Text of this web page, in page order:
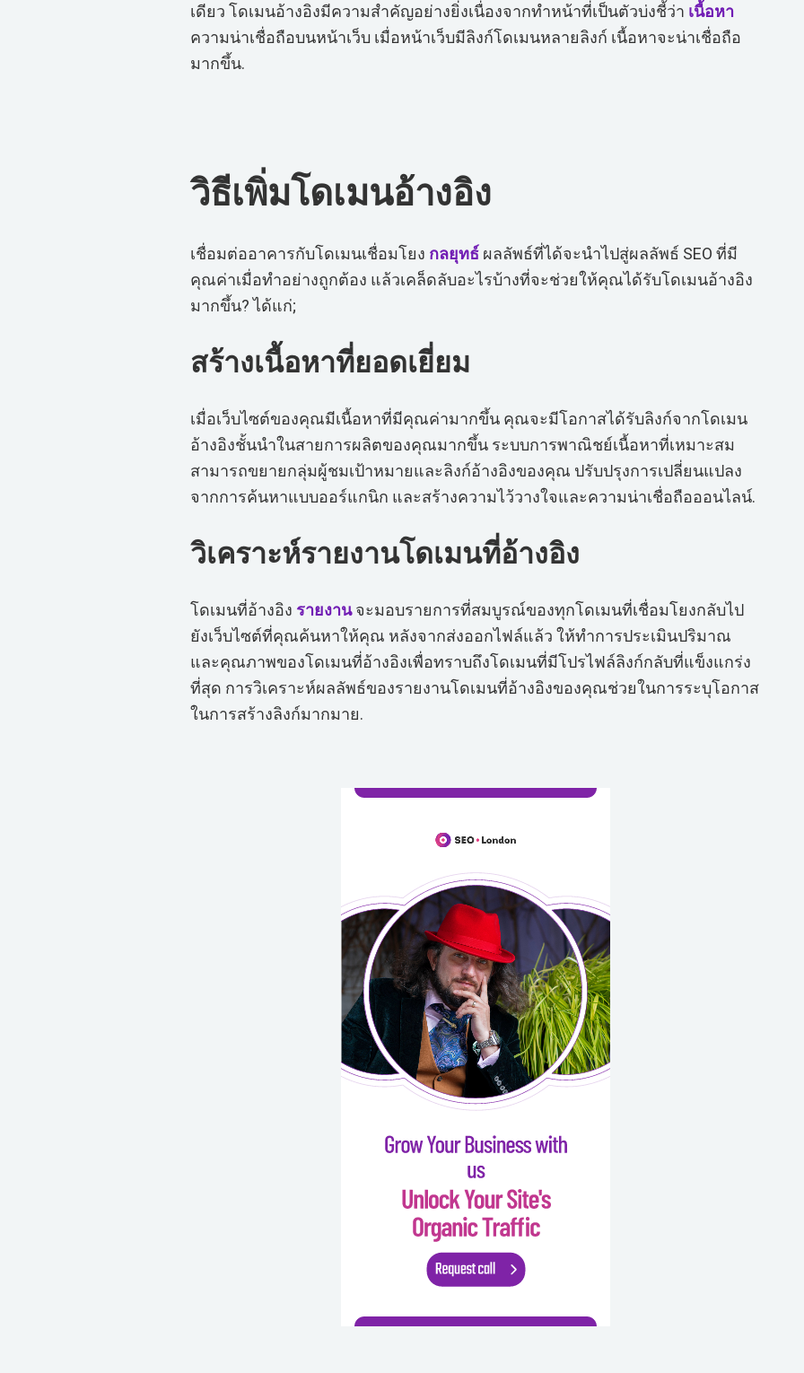
เดียว โดเมนอ้างอิงมีความสำคัญอย่างยิ่งเนื่องจากทำหน้าที่เป็นตัวบ่งชี้ว่า เนื้อหา
ความน่าเชื่อถือบนหน้าเว็บ เมื่อหน้าเว็บมีลิงก์โดเมนหลายลิงก์ เนื้อหาจะน่าเชื่อถือ
มากขึ้น.
วิธีเพิ่มโดเมนอ้างอิง
เชื่อมต่ออาคารกับโดเมนเชื่อมโยง กลยุทธ์ ผลลัพธ์ที่ได้จะนำไปสู่ผลลัพธ์ SEO ที่มี
คุณค่าเมื่อทำอย่างถูกต้อง แล้วเคล็ดลับอะไรบ้างที่จะช่วยให้คุณได้รับโดเมนอ้างอิง
มากขึ้น? ได้แก่;
สร้างเนื้อหาที่ยอดเยี่ยม
เมื่อเว็บไซต์ของคุณมีเนื้อหาที่มีคุณค่ามากขึ้น คุณจะมีโอกาสได้รับลิงก์จากโดเมน
อ้างอิงชั้นนำในสายการผลิตของคุณมากขึ้น ระบบการพาณิชย์เนื้อหาที่เหมาะสม
สามารถขยายกลุ่มผู้ชมเป้าหมายและลิงก์อ้างอิงของคุณ ปรับปรุงการเปลี่ยนแปลง
จากการค้นหาแบบออร์แกนิก และสร้างความไว้วางใจและความน่าเชื่อถือออนไลน์.
วิเคราะห์รายงานโดเมนที่อ้างอิง
โดเมนที่อ้างอิง รายงานจะมอบรายการที่สมบูรณ์ของทุกโดเมนที่เชื่อมโยงกลับไป
ยังเว็บไซต์ที่คุณค้นหาให้คุณ หลังจากส่งออกไฟล์แล้ว ให้ทำการประเมินปริมาณ
และคุณภาพของโดเมนที่อ้างอิงเพื่อทราบถึงโดเมนที่มีโปรไฟล์ลิงก์กลับที่แข็งแกร่ง
ที่สุด การวิเคราะห์ผลลัพธ์ของรายงานโดเมนที่อ้างอิงของคุณช่วยในการระบุโอกาส
ในการสร้างลิงก์มากมาย.